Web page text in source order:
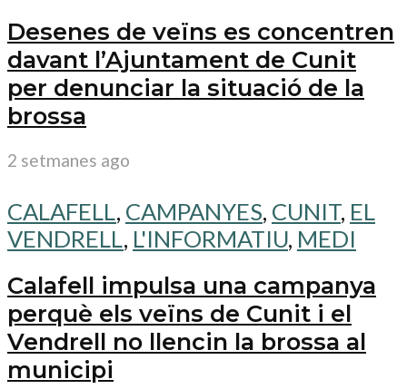
Desenes de veïns es concentren
davant l’Ajuntament de Cunit
per denunciar la situació de la
brossa
2 setmanes ago
CALAFELL , CAMPANYES, CUNIT, EL
VENDRELL , L'INFORMATIU, MEDI
Calafell impulsa una campanya
perquè els veïns de Cunit i el
Vendrell no llencin la brossa al
municipi